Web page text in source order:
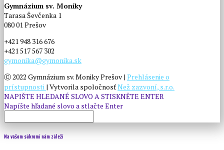
Gymnázium sv. Moniky
Tarasa Ševčenka 1
080 01 Prešov
+421 948 316 676
+421 517 567 302
gymonika@gymonika.sk
Ⓒ 2022 Gymnázium sv. Moniky Prešov | Prehlásenie o
prístupnosti | Vytvorila spoločnosťNež zazvoní, s.r.o.
NAPIŠTE HLEDANÉ SLOVO A STISKNĚTE ENTER
Na vašom súkromí nám záleží